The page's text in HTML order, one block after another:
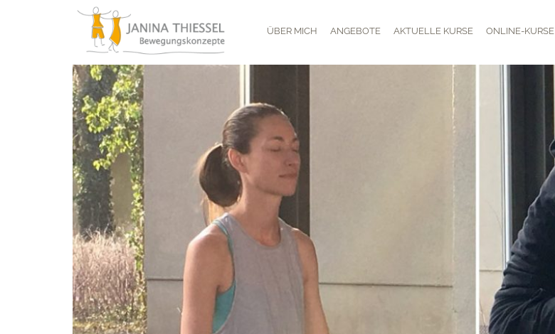
ÜBER MICH ANGEBOTE AKTUELLE KURSE ONLINE-KURSE